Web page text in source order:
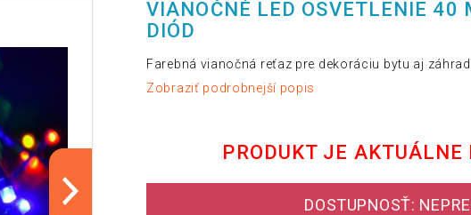
VIANOČNÉ LED OSVETLENIE 40
DIÓD
Farebná vianočná reťaz pre dekoráciu bytu aj
Zobraziť podrobnejší popis
PRODUKT JE AKTUÁLNE
DOSTUPNOSŤ: